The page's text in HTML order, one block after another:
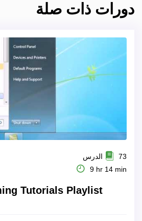
دورات ذات صلة
73 الدرس
9 hr 14 min
Tutorials Playlist